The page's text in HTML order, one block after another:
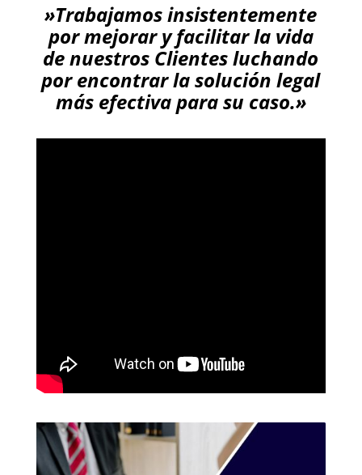
»Trabajamos insistentemente
por mejorar y facilitar la vida
de nuestros Clientes luchando
por encontrar la solución legal
más efectiva para su caso.»